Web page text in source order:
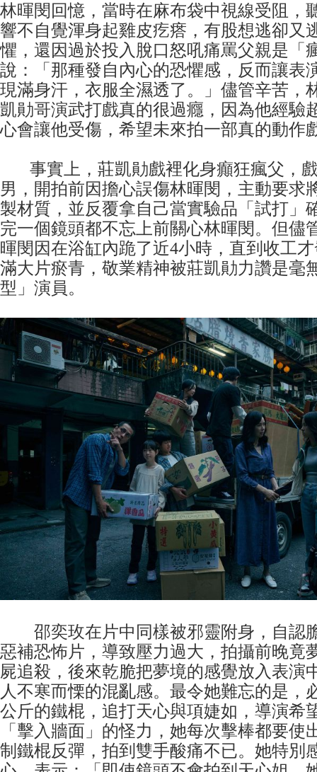
林暉閔回憶，當時在麻布袋中視線受阻，
響不自覺渾身起雞皮疙瘩，有股想逃卻又
懼，還因過於投入脫口怒吼痛罵父親是「
說：「那種發自內心的恐懼感，反而讓表
現滿身汗，衣服全濕透了。」儘管辛苦，
凱勛哥演武打戲真的很過癮，因為他經驗
心會讓他受傷，希望未來拍一部真的動作
事實上，莊凱勛戲裡化身癲狂瘋父，
男，開拍前因擔心誤傷林暉閔，主動要求
製材質，並反覆拿自己當實驗品「試打」
完一個鏡頭都不忘上前關心林暉閔。但儘
暉閔因在浴缸內跪了近4小時，直到收工
滿大片瘀青，敬業精神被莊凱勛力讚是毫
型」演員。
邵奕玫在片中同樣被邪靈附身，自認
惡補恐怖片，導致壓力過大，拍攝前晚竟
屍追殺，後來乾脆把夢境的感覺放入表演
人不寒而慄的混亂感。最令她難忘的是，
公斤的鐵棍，追打天心與項婕如，導演希
「擊入牆面」的怪力，她每次擊棒都要使
制鐵棍反彈，拍到雙手酸痛不已。她特別